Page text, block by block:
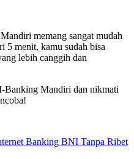
memang sangat mudah
5 menit, kamu sudah bisa
lebih canggih dan
Banking Mandiri dan nikmati
Banking BNI Tanpa Ribet